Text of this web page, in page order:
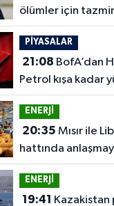
ölümler için
PİYASALAR
21:08
Petrol kışa kadar
ENERJİ
20:35
hattında
ENERJİ
19:41